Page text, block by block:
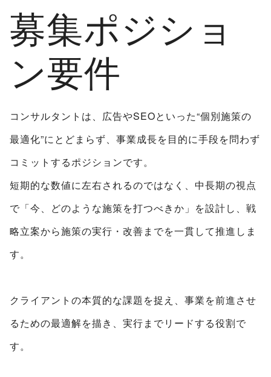
募集ポジショ
ン要件
コンサルタントは、広告やSEOといった“個別施策の
最適化”にとどまらず、事業成長を目的に手段を問わず
コミットするポジションです。
短期的な数値に左右されるのではなく、中長期の視点
で「今、どのような施策を打つべきか」を設計し、戦
略立案から施策の実行・改善までを一貫して推進しま
す。
クライアントの本質的な課題を捉え、事業を前進させ
るための最適解を描き、実行までリードする役割で
す。